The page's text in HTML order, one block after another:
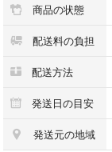
商品の状態
配送料の負担
配送方法
発送日の目安
発送元の地域